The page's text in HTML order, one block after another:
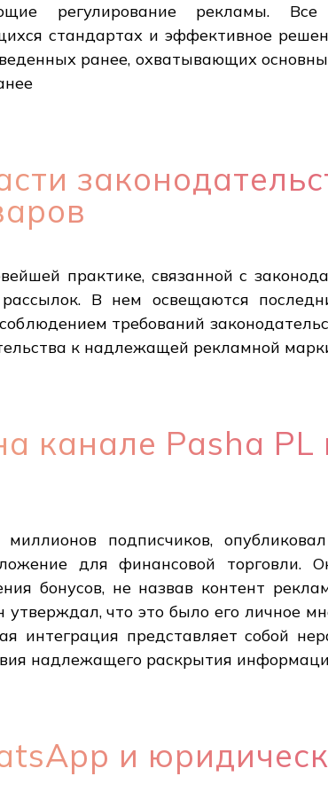
регулирование рекламы.
стандартах и эффективное
ранее, охватывающих
практике, связанной с
В нем освещаются
требований
к надлежащей рекламной
канале Pasha
подписчиков,
для финансовой торговли.
бонусов, не назвав контент
что это было его личное
интеграция представляет собой
надлежащего раскрытия
и